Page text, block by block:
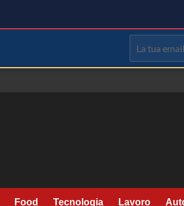
Food Tecnologia Lavoro